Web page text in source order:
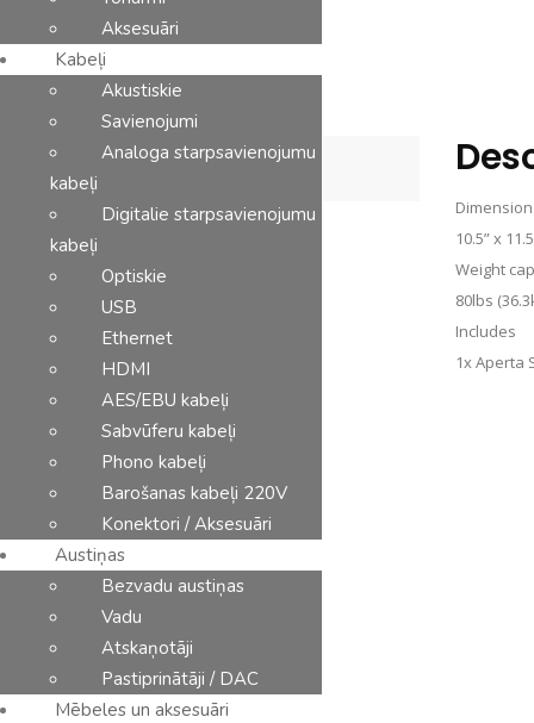
IsoAcoustics
Aperta
Sub
daudzums
PIEVIENOT GROZAM
10.5” x
Weight
80lbs
Includes
1x Aperta
Saistītie produkti
Aksesuāri
Kabeļi
Akustiskie
Savienojumi
Analoga starpsavienojumu
kabeļi
Digitalie starpsavienojumu
kabeļi
Optiskie
USB
Ethernet
HDMI
AES/EBU kabeļi
Sabvūferu kabeļi
Phono kabeļi
Barošanas kabeļi 220V
Konektori / Aksesuāri
Austiņas
Bezvadu austiņas
Vadu
Atskaņotāji
Pastiprinātāji / DAC
Mēbeles un aksesuāri